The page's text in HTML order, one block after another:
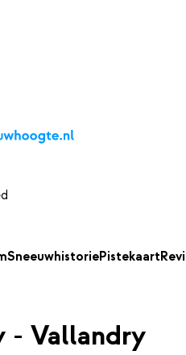
Kaarten
SneeuwhistoriePistekaart
- Vallandry